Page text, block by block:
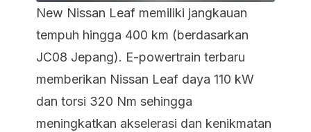
New Nissan Leaf memiliki jangkauan
tempuh hingga 400 km (berdasarkan
JC08 Jepang). E-powertrain terbaru
memberikan Nissan Leaf daya 110 kW
dan torsi 320 Nm sehingga
meningkatkan akselerasi dan kenikmatan